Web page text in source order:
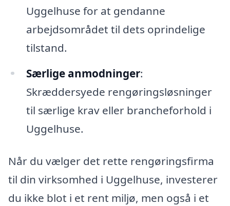
Uggelhuse for at gendanne
arbejdsområdet til dets oprindelige
tilstand.
Særlige anmodninger:
Skræddersyede rengøringsløsninger
til særlige krav eller brancheforhold i
Uggelhuse.
Når du vælger det rette rengøringsfirma
til din virksomhed i Uggelhuse, investerer
du ikke blot i et rent miljø, men også i et